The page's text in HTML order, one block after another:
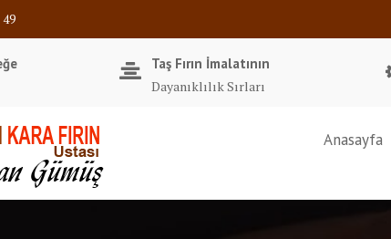
49
Taş Fırın İmalatının
Dayanıklılık Sırları
Anasayfa